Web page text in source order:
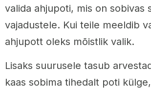
valida ahjupoti, mis on sobivas
vajadustele. Kui teile meeldib
ahjupott oleks mõistlik valik.
Lisaks suurusele tasub
kaas sobima tihedalt poti